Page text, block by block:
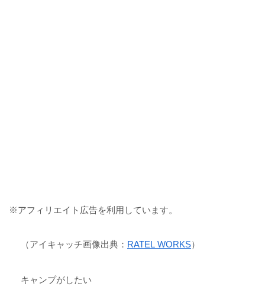
※アフィリエイト広告を利用しています。
（アイキャッチ画像出典： RATEL WORKS）
キャンプがしたい